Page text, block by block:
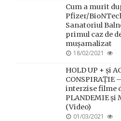
Cum a murit
Pfizer/
Sanatoriul
primul caz de
mușamalizat
POSTED
18/02/2021
HOLD UP + și
CONSPIRAȚIE
interzise filme
PLANDEMIE și
(Video)
POSTED
01/03/2021